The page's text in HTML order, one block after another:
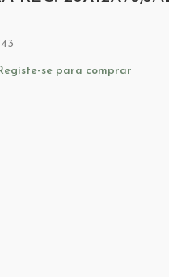
se para comprar